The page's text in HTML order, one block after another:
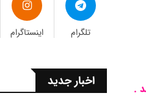
.
تلگرام اینستاگرام
اخبار جدید